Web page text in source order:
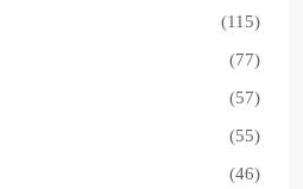
(115)
(77)
(57)
(55)
(46)